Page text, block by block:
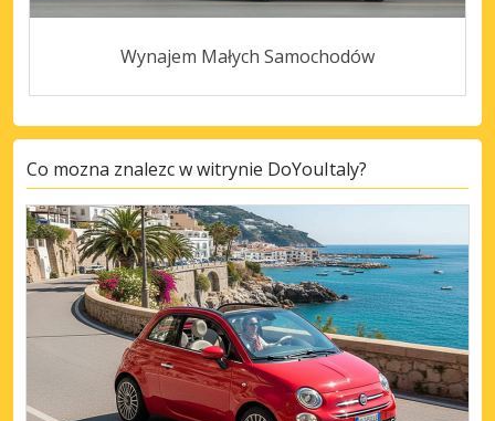
Wynajem Małych Samochodów
Co mozna znalezc w witrynie DoYouItaly?